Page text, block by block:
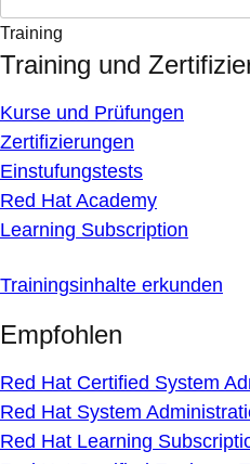
Training
Training und
Kurse und Prüfungen
Zertifizierungen
Einstufungstests
Red Hat Academy
Learning Subscription
Trainingsinhalte erkunden
Empfohlen
Red Hat Certified System
Red Hat System
Red Hat Learning